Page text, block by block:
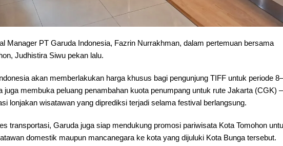
Manager PT Garuda Indonesia, Fazrin Nurrakhman, dalam pertemuan bersama
Judhistira Siwu pekan lalu.
akan memberlakukan harga khusus bagi pengunjung TIFF untuk periode
juga membuka peluang penambahan kuota penumpang untuk rute Jakarta (CGK) –
lonjakan wisatawan yang diprediksi terjadi selama festival berlangsung.
transportasi, Garuda juga siap mendukung promosi pariwisata Kota Tomohon
domestik maupun mancanegara ke kota yang dijuluki Kota Bunga tersebut.